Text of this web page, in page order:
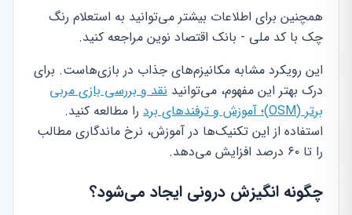
همچنین برای اطلاعات بیشتر می‌توانید به استعلام رنگ
چک با کد ملی - بانک اقتصاد نوین مراجعه کنید.
این رویکرد مشابه مکانیزم‌های جذاب در بازی‌هاست. برای
درک بهتر این مفهوم، می‌توانید نقد و بررسی بازی مربی
برتر (OSM)؛ آموزش و ترفندهای برد
را مطالعه کنید.
استفاده از این تکنیک‌ها در آموزش، نرخ ماندگاری مطالب
را تا ۶۰ درصد افزایش می‌دهد.
چگونه انگیزش درونی ایجاد می‌شود؟